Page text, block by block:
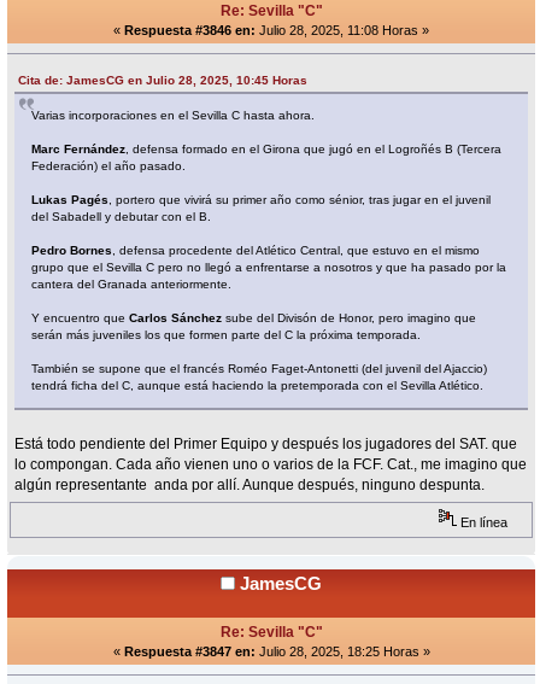
Re: Sevilla "C"
« Respuesta #3846 en: Julio 28, 2025, 11:08 Horas »
Cita de: JamesCG en Julio 28, 2025, 10:45 Horas
Varias incorporaciones en el Sevilla C hasta ahora.
Marc Fernández , defensa formado en el Girona que jugó en el Logroñés B (Tercera
Federación) el año pasado.
Lukas Pagés
, portero que vivirá su primer año como sénior, tras jugar en el juvenil
del Sabadell y debutar con el B.
Pedro Bornes
, defensa procedente del Atlético Central, que estuvo en el mismo
grupo que el Sevilla C pero no llegó a enfrentarse a nosotros y que ha pasado por la
cantera del Granada anteriormente.
Y encuentro queCarlos Sánchez sube del Divisón de Honor, pero imagino que
serán más juveniles los que formen parte del C la próxima temporada.
También se supone que el francés Roméo Faget-Antonetti (del juvenil del Ajaccio)
tendrá ficha del C, aunque está haciendo la pretemporada con el Sevilla Atlético.
Está todo pendiente del Primer Equipo y después los jugadores del SAT. que
lo compongan. Cada año vienen uno o varios de la FCF. Cat., me imagino que
algún representante anda por allí. Aunque después, ninguno despunta.
En línea
JamesCG
Re: Sevilla "C"
« Respuesta #3847 en: Julio 28, 2025, 18:25 Horas »